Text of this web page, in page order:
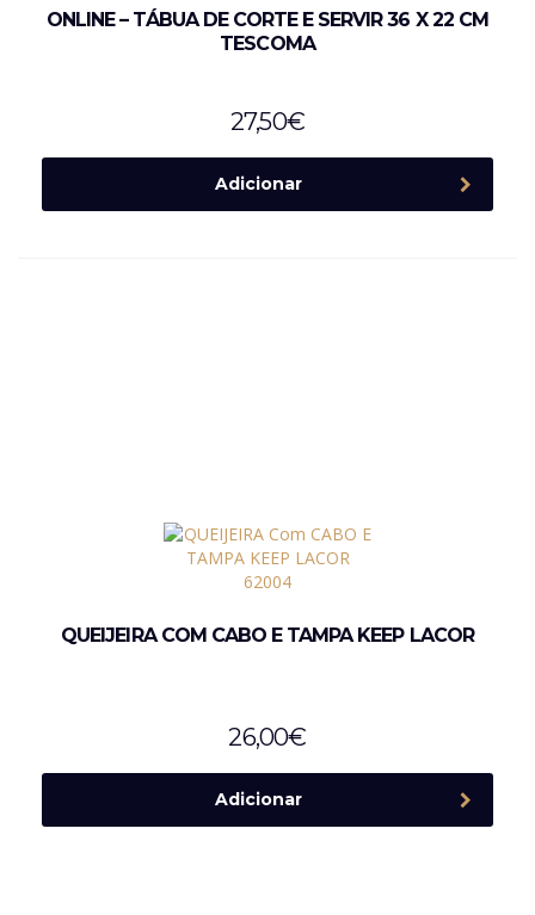
ONLINE – TÁBUA DE CORTE E SERVIR 36 X 22 CM
TESCOMA
27,50€
Adicionar
QUEIJEIRA COM CABO E TAMPA KEEP LACOR
26,00€
Adicionar